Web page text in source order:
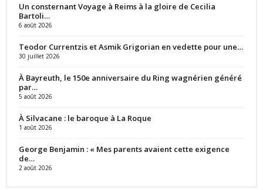
Un consternant Voyage à Reims à la gloire de Cecilia
Bartoli…
6 août 2026
Teodor Currentzis et Asmik Grigorian en vedette pour une…
30 juillet 2026
À Bayreuth, le 150e anniversaire du Ring wagnérien généré
par…
5 août 2026
À Silvacane : le baroque à La Roque
1 août 2026
George Benjamin : « Mes parents avaient cette exigence
de…
2 août 2026